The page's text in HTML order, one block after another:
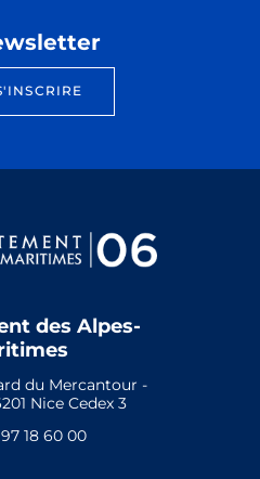
des Alpes-
du Mercantour -
Nice Cedex 3
18 60 00